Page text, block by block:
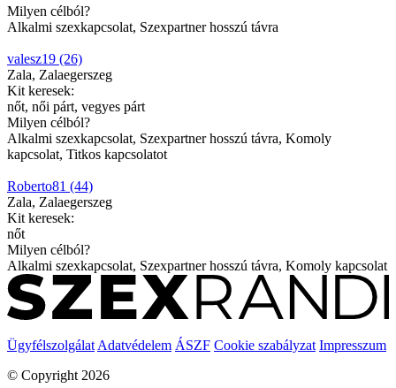
Milyen célból?
Alkalmi szexkapcsolat, Szexpartner hosszú távra
valesz19 (26)
Zala, Zalaegerszeg
Kit keresek:
nőt, női párt, vegyes párt
Milyen célból?
Alkalmi szexkapcsolat, Szexpartner hosszú távra, Komoly
kapcsolat, Titkos kapcsolatot
Roberto81 (44)
Zala, Zalaegerszeg
Kit keresek:
nőt
Milyen célból?
Alkalmi szexkapcsolat, Szexpartner hosszú távra, Komoly kapcsolat
Ügyfélszolgálat Adatvédelem ÁSZF Cookie szabályzat Impresszum
© Copyright 2026